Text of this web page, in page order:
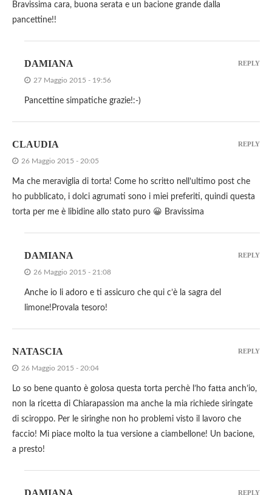
Bravissima cara, buona serata e un bacione grande dalla
pancettine!!
DAMIANA
27 Maggio 2015 - 19:56
Pancettine simpatiche grazie!:-)
REPLY
CLAUDIA
26 Maggio 2015 - 20:05
Ma che meraviglia di torta! Come ho scritto nell’ultimo post che
ho pubblicato, i dolci agrumati sono i miei preferiti, quindi questa
torta per me è libidine allo stato puro 😀 Bravissima
REPLY
DAMIANA
26 Maggio 2015 - 21:08
Anche io li adoro e ti assicuro che qui c’è la sagra del
limone!Provala tesoro!
REPLY
NATASCIA
26 Maggio 2015 - 20:04
Lo so bene quanto è golosa questa torta perchè l’ho fatta anch’io,
non la ricetta di Chiarapassion ma anche la mia richiede siringate
di sciroppo. Per le siringhe non ho problemi visto il lavoro che
faccio! Mi piace molto la tua versione a ciambellone! Un bacione,
a presto!
REPLY
REPLY